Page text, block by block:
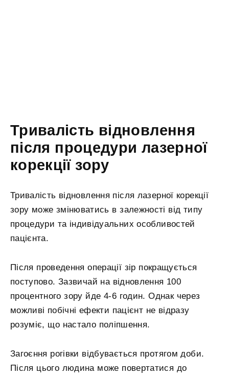
Тривалість відновлення
після процедури лазерної
корекції зору
Тривалість відновлення після лазерної корекції
зору може змінюватись в залежності від типу
процедури та індивідуальних особливостей
пацієнта.
Після проведення операції зір покращується
поступово. Зазвичай на відновлення 100
процентного зору йде 4-6 годин. Однак через
можливі побічні ефекти пацієнт не відразу
розуміє, що настало поліпшення.
Загоєння рогівки відбувається протягом доби.
Після цього людина може повертатися до